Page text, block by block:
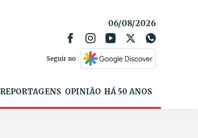
06/08/2026
Seguir no
REPORTAGENS OPINIÃO HÁ 50 ANOS